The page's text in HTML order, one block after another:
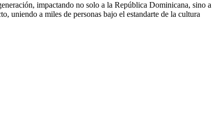
impactando no solo a la República Dominicana, sino a
uniendo a miles de personas bajo el estandarte de la cultura